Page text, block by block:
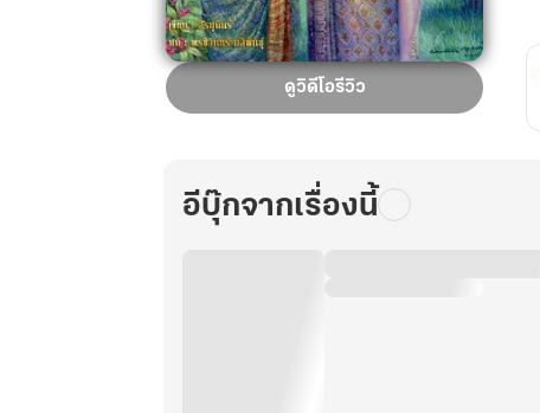
อรุณ
รุ่ง
โยธ
ยา
ดูวิดีโอรีวิว
อีบุ๊กจากเรื่องนี้